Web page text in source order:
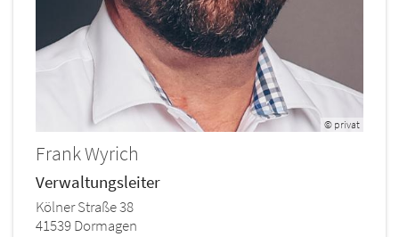
© privat
FrankWyrich
Verwaltungsleiter
Kölner Straße 38
41539Dormagen